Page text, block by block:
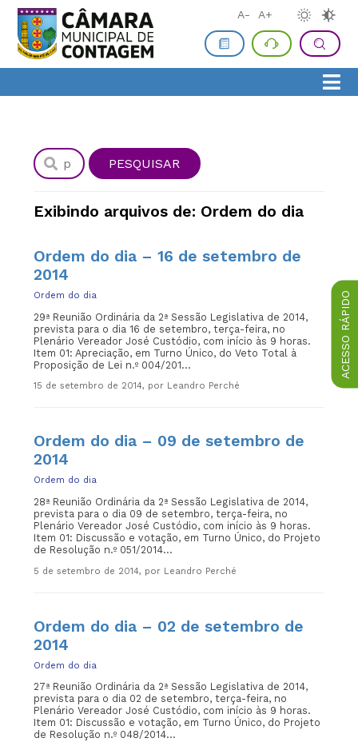
ACESSO RÁPIDO
A- A+
Exibindo arquivos de: Ordem do dia
Ordem do dia – 16 de setembro de
2014
Ordem do dia
29ª Reunião Ordinária da 2ª Sessão Legislativa de 2014,
prevista para o dia 16 de setembro, terça-feira, no
Plenário Vereador José Custódio, com início às 9 horas.
Item 01: Apreciação, em Turno Único, do Veto Total à
Proposição de Lei n.º 004/201...
15 de setembro de 2014, por Leandro Perché
Ordem do dia – 09 de setembro de
2014
Ordem do dia
28ª Reunião Ordinária da 2ª Sessão Legislativa de 2014,
prevista para o dia 09 de setembro, terça-feira, no
Plenário Vereador José Custódio, com início às 9 horas.
Item 01: Discussão e votação, em Turno Único, do Projeto
de Resolução n.º 051/2014...
5 de setembro de 2014, por Leandro Perché
Ordem do dia – 02 de setembro de
2014
Ordem do dia
27ª Reunião Ordinária da 2ª Sessão Legislativa de 2014,
prevista para o dia 02 de setembro, terça-feira, no
Plenário Vereador José Custódio, com início às 9 horas.
Item 01: Discussão e votação, em Turno Único, do Projeto
de Resolução n.º 048/2014...